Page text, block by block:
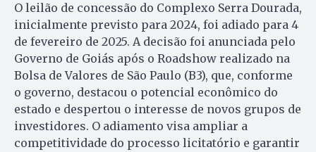
O leilão de concessão do Complexo Serra Dourada,
inicialmente previsto para 2024, foi adiado para 4
de fevereiro de 2025. A decisão foi anunciada pelo
Governo de Goiás após o Roadshow realizado na
Bolsa de Valores de São Paulo (B3), que, conforme
o governo, destacou o potencial econômico do
estado e despertou o interesse de novos grupos de
investidores. O adiamento visa ampliar a
competitividade do processo licitatório e garantir